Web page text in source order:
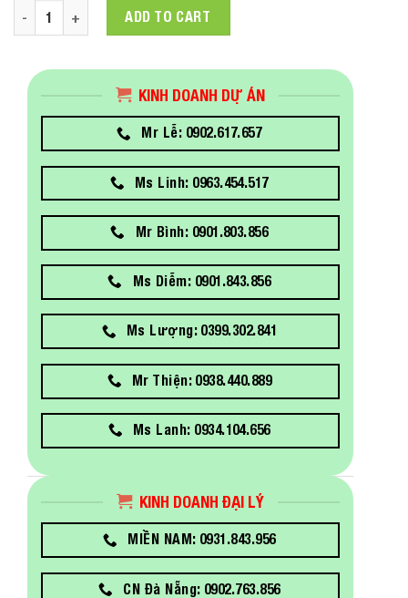
VigorSwitch P2280 quantity
ADD TO CART
KINH DOANH DỰ ÁN
Mr Lễ: 0902.617.657
Ms Linh: 0963.454.517
Mr Bình: 0901.803.856
Ms Diễm: 0901.843.856
Ms Lượng: 0399.302.841
Mr Thiện: 0938.440.889
Ms Lanh: 0934.104.656
KINH DOANH ĐẠI LÝ
MIỀN NAM: 0931.843.956
CN Đà Nẵng: 0902.763.856